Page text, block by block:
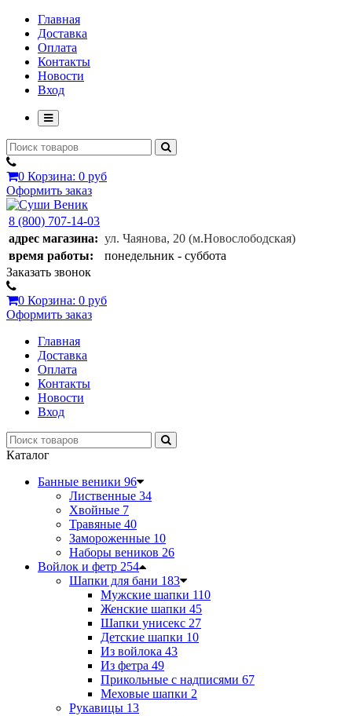
Главная
Доставка
Оплата
Контакты
Новости
Вход
0 Корзина: 0 руб
Оформить заказ
8 (800) 707-14-03
адрес магазина: ул. Чаянова, 20 (м.Новослободская)
время работы:
понедельник - суббота
Заказать звонок
0 Корзина: 0 руб
Оформить заказ
Главная
Доставка
Оплата
Контакты
Новости
Вход
Каталог
Банные веники 96
Лиственные 34
Хвойные 7
Травяные 40
Замороженные 10
Наборы веников 26
Войлок и фетр 254
Шапки для бани 183
Мужские шапки 110
Женские шапки 45
Шапки унисекс 27
Детские шапки 10
Из войлока 43
Из фетра 49
Прикольные с надписями 67
Меховые шапки 2
Рукавицы 13